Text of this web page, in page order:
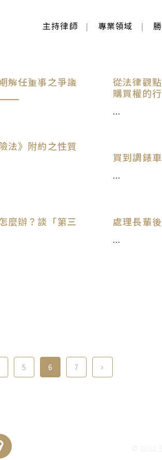
主持律師 專業領域
生活法律 財經法律
解任董事之爭議
從法律觀
購買權的
...
法》附約之性質
買到調錶
...
麼辦？談「第三
處理長輩
...
5 6 7